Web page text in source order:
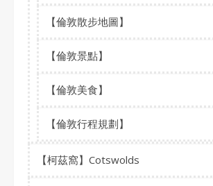
【倫敦散步地圖】
【倫敦景點】
【倫敦美食】
【倫敦行程規劃】
【柯茲窩】Cotswolds